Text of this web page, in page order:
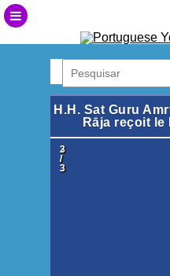
H.H. Sat Guru
Rāja reçoit
1
/
3
2
/
3
3
/
3